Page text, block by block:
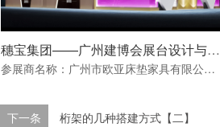
穗宝集团——广州建博会展台设计与搭建方案
参展商名称：广州市欧亚床垫家具有限公司（穗宝集团）展会名称：中国(广州)国际建筑装饰博览会展会地点：广州中国进出口商品交易会A、B、C区面积：27.5*12平米行业：建材家居
下一条 桁架的几种搭建方式【二】